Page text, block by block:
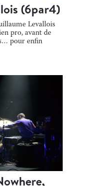
(6par4)
Levallois
pro, avant de
pour enfin